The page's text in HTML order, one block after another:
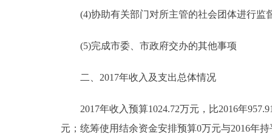
DEUTSCH
ESPAÑOL
(4)协助有关部门对所主管的社会团体进行监
(5)完成市委、市政府交办的其他事项
二、2017年收入及支出总体情况
2017年收入预算1024.72万元，比2016年
元；统筹使用结余资金安排预算0万元与2016年